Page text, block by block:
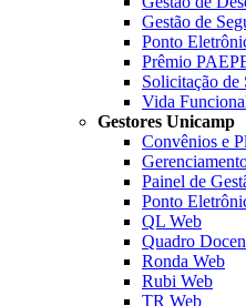
Gestão de
Ponto
Prêmio
Solicitação de
Vida
Gestores Unicamp
Convênios e
Painel de
Ponto
QL Web
Quadro
Ronda Web
Rubi Web
TR Web